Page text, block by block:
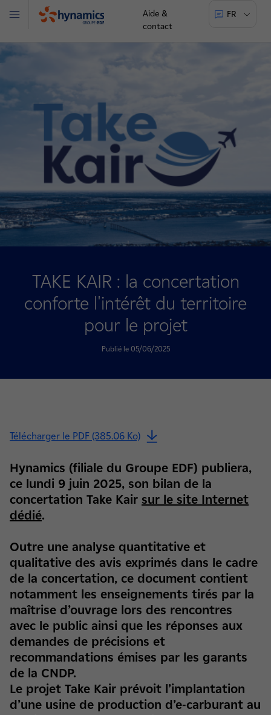
Hynamics
Aide &
contact
FR
Menu
TAKE KAIR : la concertation
conforte l'intérêt du territoire
pour le projet
Publié le 05/06/2025
Télécharger le PDF (385.06 Ko)
Hynamics (filiale du Groupe EDF) publiera,
ce lundi 9 juin 2025, son bilan de la
concertation Take Kair sur le site Internet
dédié.
Outre une analyse quantitative et
qualitative des avis exprimés dans le cadre
de la concertation, ce document contient
notamment les enseignements tirés par la
maîtrise d’ouvrage lors des rencontres
avec le public ainsi que les réponses aux
demandes de précisions et
recommandations émises par les garants
de la CNDP.
Le projet Take Kair prévoit l’implantation
d’une usine de production d’e-carburant au